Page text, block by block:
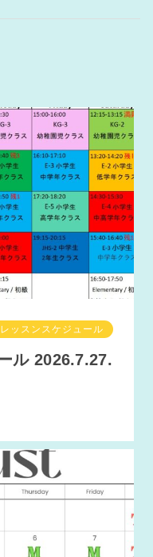
レッスンスケジュール
ル 2026.7.27.